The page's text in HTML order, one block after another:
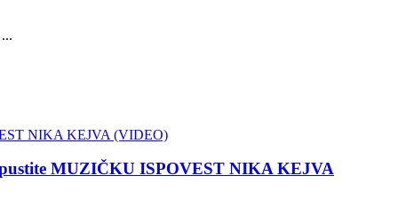
MUZIČKU ISPOVEST NIKA KEJVA